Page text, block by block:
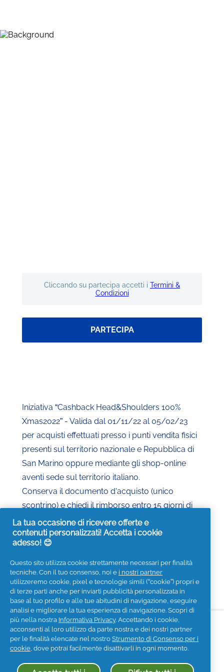
Cliccando su partecipa accetti i Termini &
Condizioni
PARTECIPA
Iniziativa “Cashback Head&Shoulders 100%
Xmas2022” - Valida dal 01/11/22 al 05/02/23
per acquisti effettuati presso i punti vendita fisici
presenti sul territorio nazionale e Repubblica di
San Marino oppure mediante gli shop-online
aventi sede sul territorio italiano.
Conserva il documento d'acquisto (unico
scontrino) e chiedi il rimborso entro 15 giorni di
calendario dall'acquisto.
*Puoi chiedere un solo rimborso del trattamento
meno caro fino ad un massimo di 7 €.
Prodotti coinvolti e termini e condizioniqui.
Informazioni su P&G
ContattaciVisita it.pg.comPrivacy
Informativa sui Cookies
Termini e Condizioni
La tua occasione di ricevere offerte e
contenuti personalizzati! Accetta i cookie
adesso! 😊
Questo sito utilizza cookie strettamente necessari per finalità
tecniche. Con il tuo consenso, noi e i nostri partner
utilizzeremo cookie, pixel e tecnologie simili (“cookie”) propri e
di terze parti anche per inviarti pubblicità personalizzata in
base al tuo profilo e alle tue abitudini di navigazione, eseguire
analisi e migliorare la tua esperienza di navigazione. Scopri di
più nella nostra Informativa Privacy. Accettando i cookie,
acconsenti al loro utilizzo da parte nostra e dei nostri partner
per le finalità elencate nel nostro Strumento di Consenso per i
cookie, dove potrai facilmente disattivarli in ogni momento.